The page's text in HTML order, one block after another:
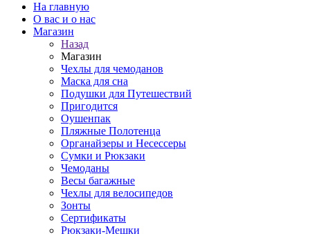
На главную
О вас и о нас
Магазин
Назад
Магазин
Чехлы для чемоданов
Маска для сна
Подушки для Путешествий
Пригодится
Оушенпак
Пляжные Полотенца
Органайзеры и Несессеры
Сумки и Рюкзаки
Чемоданы
Весы багажные
Чехлы для велосипедов
Зонты
Сертификаты
Рюкзаки-Мешки